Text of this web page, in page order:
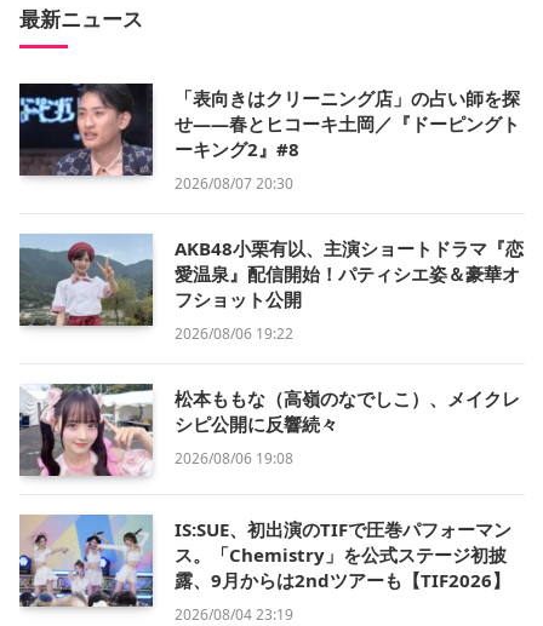
最新ニュース
「表向きはクリーニング店」の占い師を探
せ——春とヒコーキ土岡／『ドーピングト
ーキング2』#8
2026/08/07 20:30
AKB48小栗有以、主演ショートドラマ『恋
愛温泉』配信開始！パティシエ姿＆豪華オ
フショット公開
2026/08/06 19:22
松本ももな（高嶺のなでしこ）、メイクレ
シピ公開に反響続々
2026/08/06 19:08
IS:SUE、初出演のTIFで圧巻パフォーマン
ス。「Chemistry」を公式ステージ初披
露、9月からは2ndツアーも【TIF2026】
2026/08/04 23:19